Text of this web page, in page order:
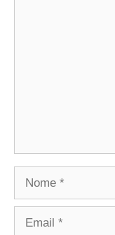
Nome
Email